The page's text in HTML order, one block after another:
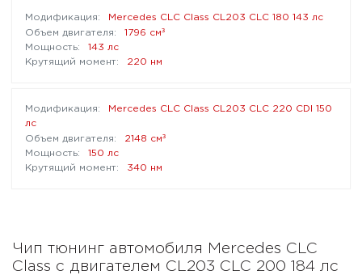
Mercedes CLC Class CL203 CLC 180 143 лс
1796 см³
143 лс
220 нм
Mercedes CLC Class CL203 CLC 220 CDI 150
лс
2148 см³
150 лс
340 нм
Чип тюнинг автомобиля Mercedes CLC
Class с двигателем CL203 CLC 200 184 лс